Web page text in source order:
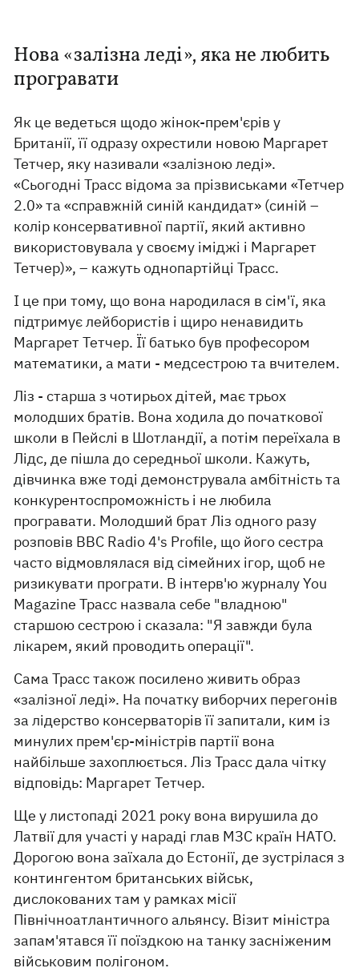
Нова «залізна леді», яка не любить
програвати
Як це ведеться щодо жінок-прем'єрів у
Британії, її одразу охрестили новою Маргарет
Тетчер, яку називали «залізною леді».
«Сьогодні Трасс відома за прізвиськами «Тетчер
2.0» та «справжній синій кандидат» (синій –
колір консервативної партії, який активно
використовувала у своєму іміджі і Маргарет
Тетчер)», – кажуть однопартійці Трасс.
І це при тому, що вона народилася в сім'ї, яка
підтримує лейбористів і щиро ненавидить
Маргарет Тетчер. Її батько був професором
математики, а мати - медсестрою та вчителем.
Ліз - старша з чотирьох дітей, має трьох
молодших братів. Вона ходила до початкової
школи в Пейслі в Шотландії, а потім переїхала в
Лідс, де пішла до середньої школи. Кажуть,
дівчинка вже тоді демонструвала амбітність та
конкурентоспроможність і не любила
програвати. Молодший брат Ліз одного разу
розповів BBC Radio 4's Profile, що його сестра
часто відмовлялася від сімейних ігор, щоб не
ризикувати програти. В інтерв'ю журналу You
Magazine Трасс назвала себе "владною"
старшою сестрою і сказала: "Я завжди була
лікарем, який проводить операції".
Сама Трасс також посилено живить образ
«залізної леді». На початку виборчих перегонів
за лідерство консерваторів її запитали, ким із
минулих прем'єр-міністрів партії вона
найбільше захоплюється. Ліз Трасс дала чітку
відповідь: Маргарет Тетчер.
Ще у листопаді 2021 року вона вирушила до
Латвії для участі у нараді глав МЗС країн НАТО.
Дорогою вона заїхала до Естонії, де зустрілася з
контингентом британських військ,
дислокованих там у рамках місії
Північноатлантичного альянсу. Візит міністра
запам'ятався її поїздкою на танку засніженим
військовим полігоном.